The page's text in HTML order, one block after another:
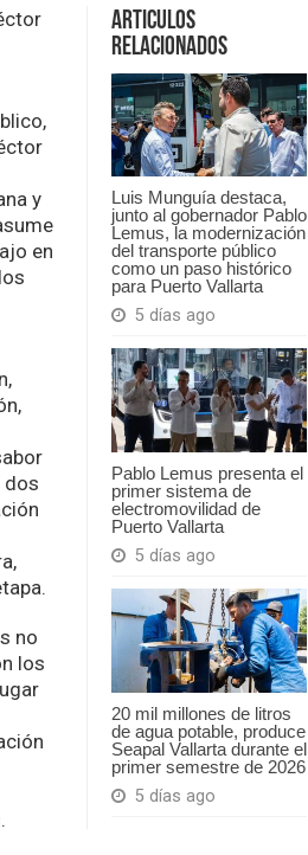
Articulos
Relacionados
Luis Munguía destaca,
junto al gobernador Pablo
Lemus, la modernización
del transporte público
como un paso histórico
para Puerto Vallarta
5 días ago
Pablo Lemus presenta el
primer sistema de
electromovilidad de
Puerto Vallarta
5 días ago
20 mil millones de litros
de agua potable, produce
Seapal Vallarta durante el
primer semestre de 2026
5 días ago
y
en
dos
no
los